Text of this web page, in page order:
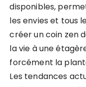
disponibles,
les envies et tous
créer un coin zen
la vie à une
forcément la
Les tendances